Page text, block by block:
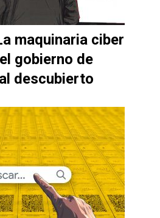
maquinaria ciber
gobierno de
descubierto